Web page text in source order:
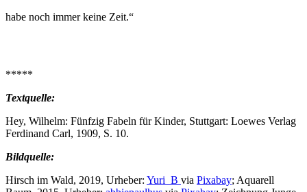
habe noch immer keine Zeit.“
*****
Textquelle:
Hey, Wilhelm: Fünfzig Fabeln für Kinder, Stuttgart: Loewes Verlag
Ferdinand Carl, 1909, S. 10.
Bildquelle:
Hirsch im Wald, 2019, Urheber: Yuri_B via Pixabay; Aquarell